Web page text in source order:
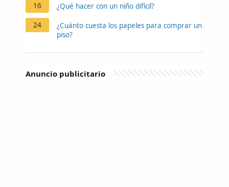
16 ¿Qué hacer con un niño difícil?
24
¿Cuánto cuesta los papeles para comprar un
piso?
Anuncio publicitario